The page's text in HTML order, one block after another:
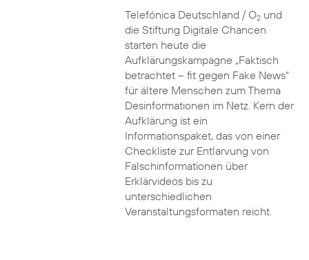
Telefónica Deutschland / O2und
die Stiftung Digitale Chancen
starten heute die
Aufklärungskampagne „Faktisch
betrachtet – fit gegen Fake News“
für ältere Menschen zum Thema
Desinformationen im Netz. Kern der
Aufklärung ist ein
Informationspaket, das von einer
Checkliste zur Entlarvung von
Falschinformationen über
Erklärvideos bis zu
unterschiedlichen
Veranstaltungsformaten reicht.